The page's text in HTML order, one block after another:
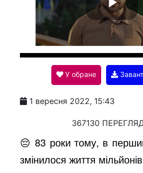
P
l
a
y
V
У обране
1 вересня 2022, 15:43
367130
😔 83 роки тому, в
змінилося життя